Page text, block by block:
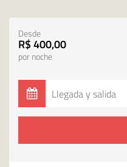
Desde
R$ 400,00
por noche